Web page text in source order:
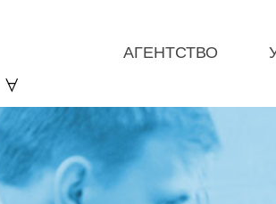
АГЕНТСТВО